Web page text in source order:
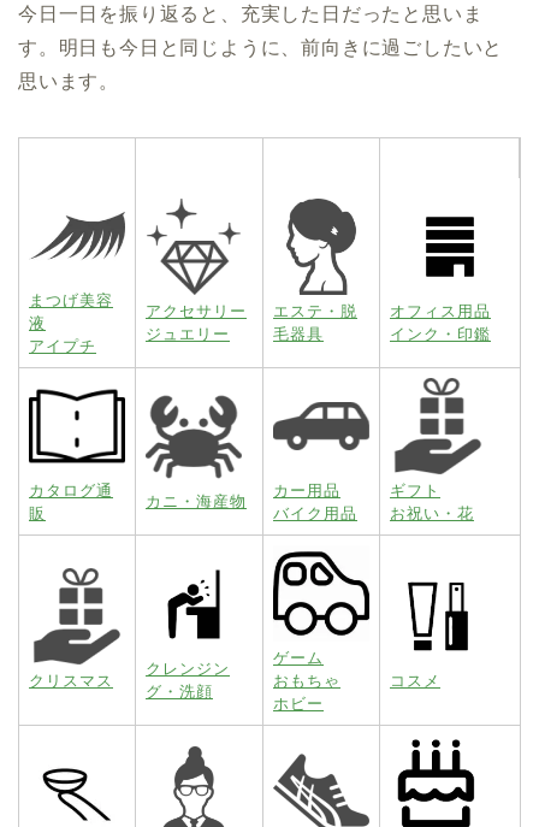
今日一日を振り返ると、充実した日だったと思いま
す。明日も今日と同じように、前向きに過ごしたいと
思います。
まつげ美容
液
アイプチ
アクセサリー
ジュエリー
エステ・脱
毛器具
オフィス用品
インク・印鑑
カタログ通
販
カニ・海産物
カー用品
バイク用品
ギフト
お祝い・花
クリスマス
クレンジン
グ・洗顔
ゲーム
おもちゃ
ホビー
コスメ